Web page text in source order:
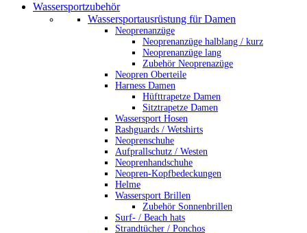
Wassersportzubehör
Wassersportausrüstung für Damen
Neoprenanzüge
Neoprenanzüge halblang / kurz
Neoprenanzüge lang
Zubehör Neoprenazüge
Neopren Oberteile
Harness Damen
Hüfttrapetze Damen
Sitztrapetze Damen
Wassersport Hosen
Rashguards / Wetshirts
Neoprenschuhe
Aufprallschutz / Westen
Neoprenhandschuhe
Neopren-Kopfbedeckungen
Helme
Wassersport Brillen
Zubehör Sonnenbrillen
Surf- / Beach hats
Strandtücher / Ponchos